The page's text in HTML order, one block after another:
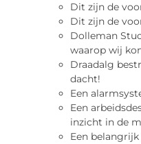
Dit zijn de
Dit zijn de
Dolleman
waarop wij
Draadalg
dacht!
Een
Een
inzicht in de
Een